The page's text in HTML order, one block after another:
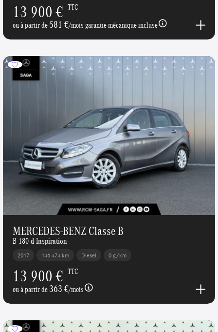
13 900 € TTC
ou à partir de581 €/mois garantie mécanique incluse
MERCEDES-BENZ Classe B
B 180 d Inspiration
2017 146 474 km Diesel 0 g/km
13 900 € TTC
ou à partir de363 €/mois